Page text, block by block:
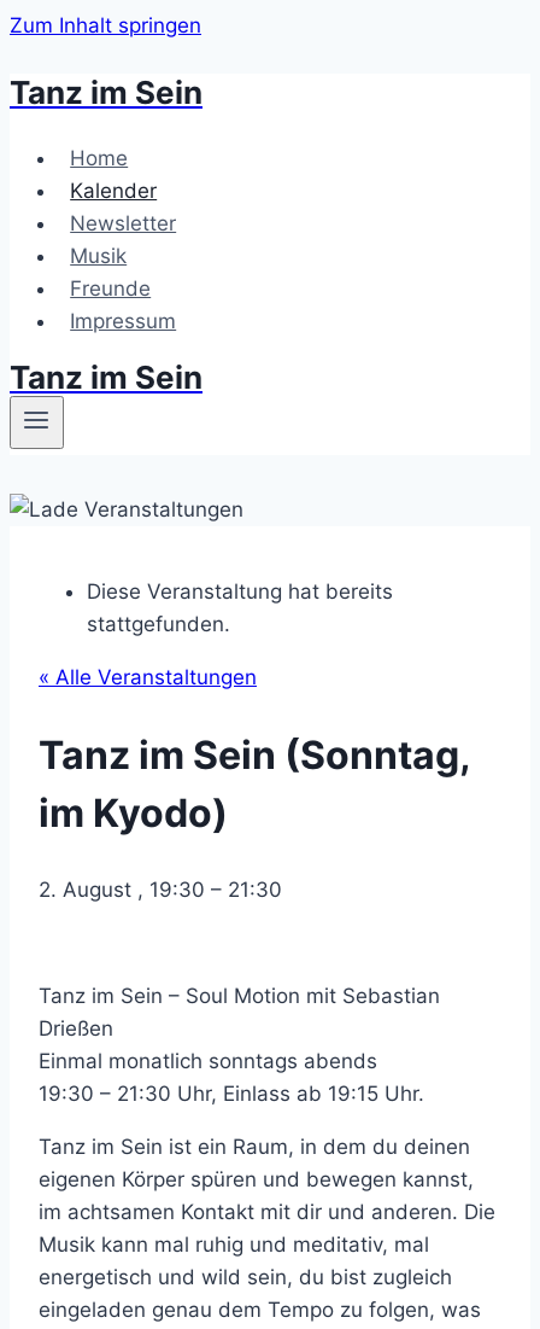
Zum Inhalt springen
Tanz im Sein
Home
Kalender
Newsletter
Musik
Freunde
Impressum
Tanz im Sein
Diese Veranstaltung hat bereits
stattgefunden.
« Alle Veranstaltungen
Tanz im Sein (Sonntag,
im Kyodo)
2. August , 19:30 – 21:30
Tanz im Sein – Soul Motion mit Sebastian
Drießen
Einmal monatlich sonntags abends
19:30 – 21:30 Uhr, Einlass ab 19:15 Uhr.
Tanz im Sein ist ein Raum, in dem du deinen
eigenen Körper spüren und bewegen kannst,
im achtsamen Kontakt mit dir und anderen. Die
Musik kann mal ruhig und meditativ, mal
energetisch und wild sein, du bist zugleich
eingeladen genau dem Tempo zu folgen, was